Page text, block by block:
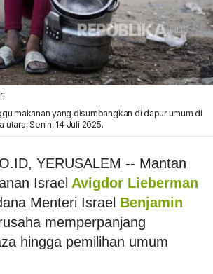
makanan yang disumbangkan di dapur umum di
utara, Senin, 14 Juli 2025.
YERUSALEM -- Mantan
Israel Avigdor Lieberman
Menteri Israel Benjamin
memperpanjang
hingga pemilihan umum